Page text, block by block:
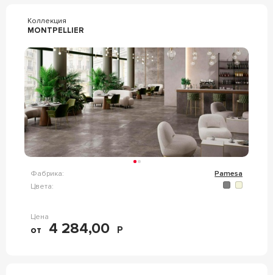
Коллекция
MONTPELLIER
Фабрика:
Pamesa
Цвета:
Цена
от 4 284,00 Р